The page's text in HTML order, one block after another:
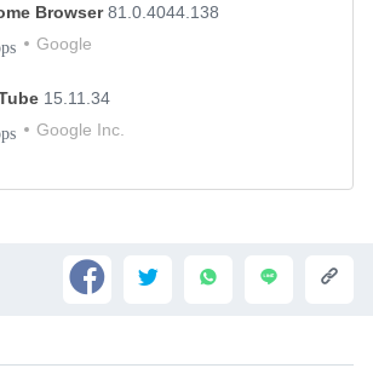
Browser81.0.4044.138
Google
15.11.34
Google Inc.